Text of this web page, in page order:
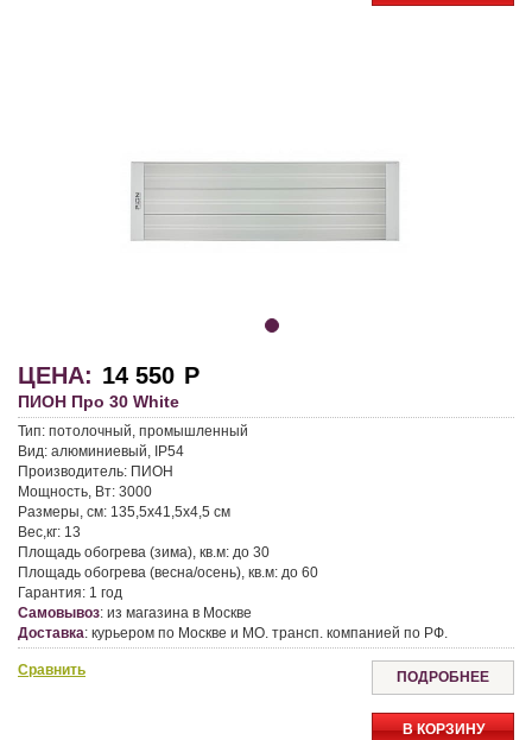
ЦЕНА: 14 550 Р
ПИОН Про 30 White
Тип: потолочный, промышленный
Вид: алюминиевый, IP54
Производитель: ПИОН
Мощность, Вт: 3000
Размеры, см: 135,5x41,5x4,5 см
Вес,кг: 13
Площадь обогрева (зима), кв.м: до 30
Площадь обогрева (весна/осень), кв.м: до 60
Гарантия: 1 год
Самовывоз: из магазина в Москве
Доставка: курьером по Москве и МО. трансп. компанией по РФ.
Сравнить ПОДРОБНЕЕ
В КОРЗИНУ